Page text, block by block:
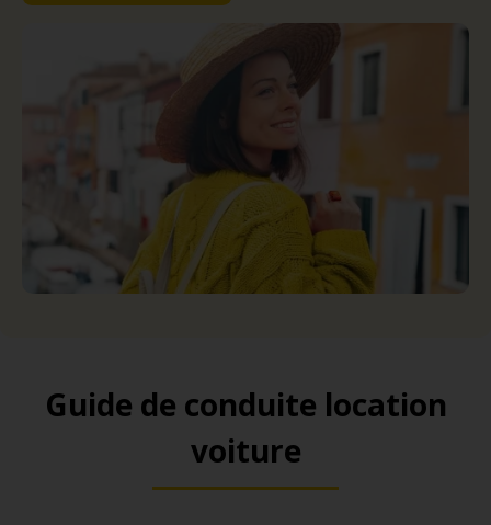
Guide de conduite location
voiture